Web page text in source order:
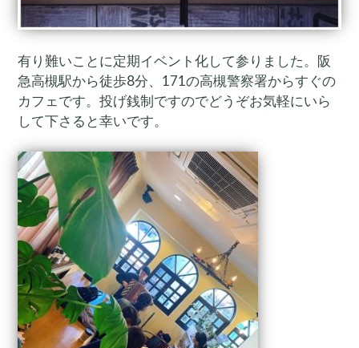
有り難いことに定期イベント化して参りました。阪
急高槻駅から徒歩8分、171の高槻警察署からすぐの
カフェです。投げ銭制ですのでどうぞお気軽にいら
して下さると幸いです。